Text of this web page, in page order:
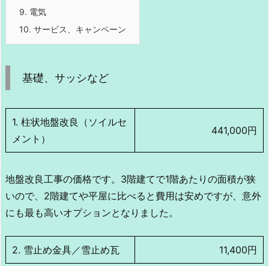
9. 電気
10. サービス、キャンペーン
基礎、サッシなど
1. 柱状地盤改良（ソイルセ
メント）
441,000円
地盤改良工事の価格です。3階建てで1階あたりの面積が狭
いので、2階建てや平屋に比べると費用は安めですが、意外
にも最も高いオプションとなりました。
2. 雪止め金具／雪止め瓦 11,400円